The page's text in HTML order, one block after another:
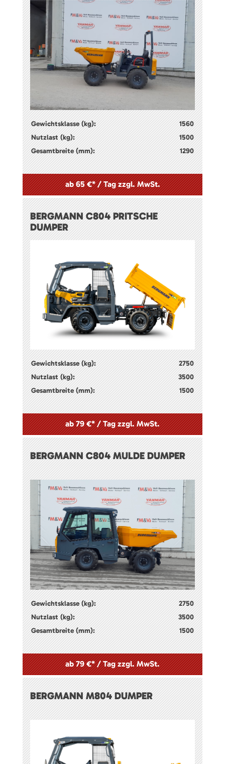
Gewichtsklasse (kg):
1560
Nutzlast (kg):
1500
Gesamtbreite (mm):
1290
ab 65 €* / Tag zzgl. MwSt.
BERGMANN C804 PRITSCHE
DUMPER
Gewichtsklasse (kg):
2750
Nutzlast (kg):
3500
Gesamtbreite (mm):
1500
ab 79 €* / Tag zzgl. MwSt.
BERGMANN C804 MULDE DUMPER
Gewichtsklasse (kg):
2750
Nutzlast (kg):
3500
Gesamtbreite (mm):
1500
ab 79 €* / Tag zzgl. MwSt.
BERGMANN M804 DUMPER